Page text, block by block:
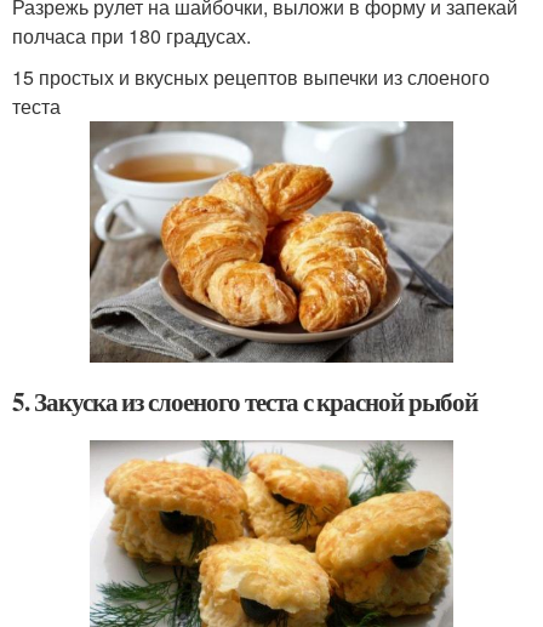
Разрежь рулет на шайбочки, выложи в форму и запекай
полчаса при 180 градусах.
15 простых и вкусных рецептов выпечки из слоеного
теста
5. Закуска из слоеного теста с красной рыбой